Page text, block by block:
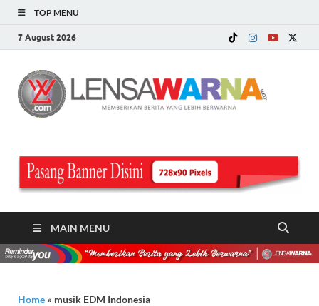
TOP MENU
7 August 2026
MAIN MENU
Home » musik EDM Indonesia